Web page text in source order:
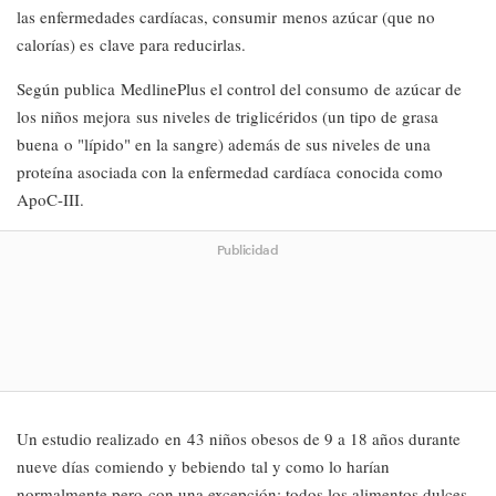
las enfermedades cardíacas, consumir menos azúcar (que no
calorías) es clave para reducirlas.
Según publica MedlinePlus el control del consumo de azúcar de
los niños mejora sus niveles de triglicéridos (un tipo de grasa
buena o "lípido" en la sangre) además de sus niveles de una
proteína asociada con la enfermedad cardíaca conocida como
ApoC-III.
Publicidad
Un estudio realizado en 43 niños obesos de 9 a 18 años durante
nueve días comiendo y bebiendo tal y como lo harían